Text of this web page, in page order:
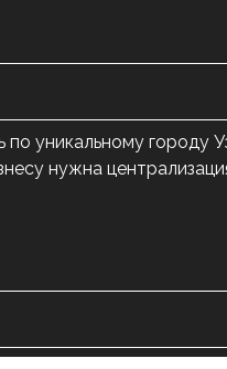
уникальному городу
нужна